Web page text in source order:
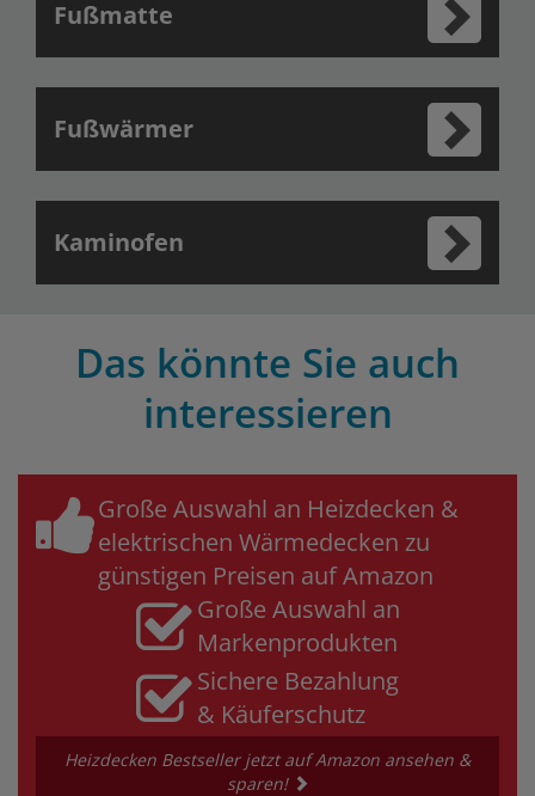
Fußmatte
Fußwärmer
Kaminofen
Das könnte Sie auch
interessieren
Große Auswahl an Heizdecken &
elektrischen Wärmedecken zu
günstigen Preisen auf Amazon
Große Auswahl an
Markenprodukten
Sichere Bezahlung
& Käuferschutz
Heizdecken Bestseller jetzt auf Amazon ansehen &
sparen!